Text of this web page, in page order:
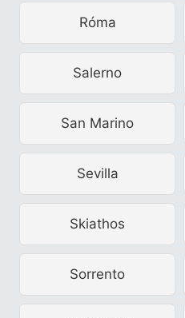
Róma
Salerno
San Marino
Sevilla
Skiathos
Sorrento